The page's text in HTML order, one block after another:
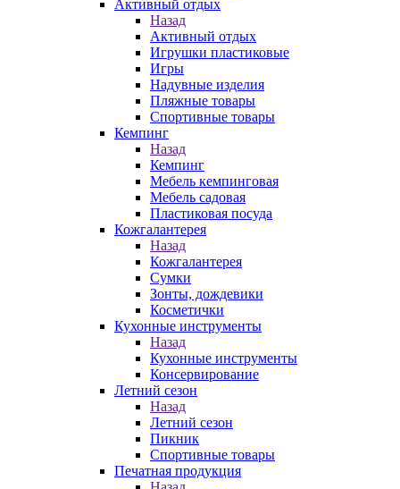
Активный отдых
Назад
Активный отдых
Игрушки пластиковые
Игры
Надувные изделия
Пляжные товары
Спортивные товары
Кемпинг
Назад
Кемпинг
Мебель кемпинговая
Мебель садовая
Пластиковая посуда
Кожгалантерея
Назад
Кожгалантерея
Сумки
Зонты, дождевики
Косметички
Кухонные инструменты
Назад
Кухонные инструменты
Консервирование
Летний сезон
Назад
Летний сезон
Пикник
Спортивные товары
Печатная продукция